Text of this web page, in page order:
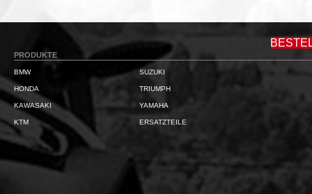
PRODUKTE
BMW
HONDA
KAWASAKI
KTM
SUZUKI
TRIUMPH
YAMAHA
ERSATZTEILE